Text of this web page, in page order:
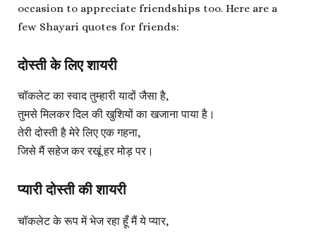
occasion to appreciate friendships too. Here are a
few Shayari quotes for friends:
दोस्ती के लिए शायरी
चॉकलेट का स्वाद तुम्हारी यादों जैसा है,
तुमसे मिलकर दिल की खुशियों का खजाना पाया है।
तेरी दोस्ती है मेरे लिए एक गहना,
जिसे मैं सहेज कर रखूं हर मोड़ पर।
प्यारी दोस्ती की शायरी
चॉकलेट के रूप में भेज रहा हूँ मैं ये प्यार,